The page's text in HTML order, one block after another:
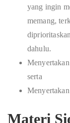
yang ingin
memang,
dahulu.
serta
Materi